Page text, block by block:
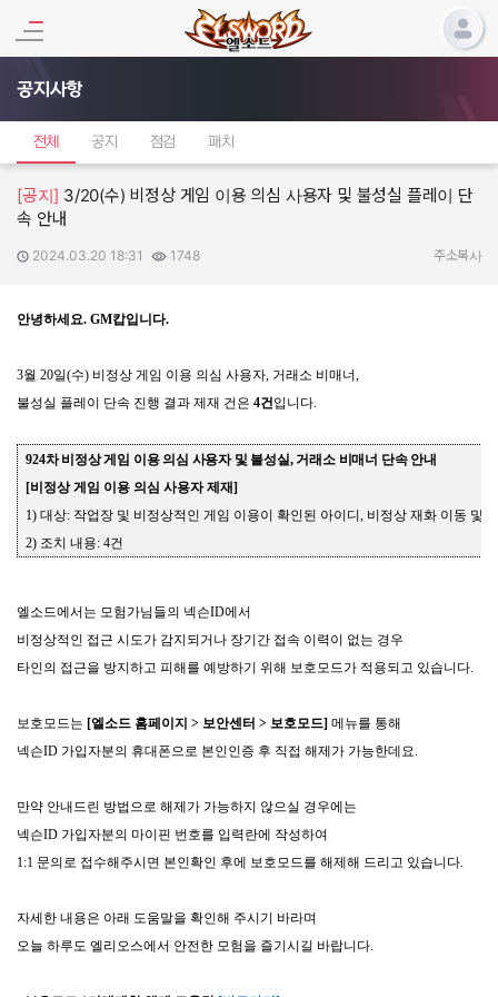
공지사항
전체 공지 점검 패치
[공지] 3/20(수) 비정상 게임 이용 의심 사용자 및 불성실 플레이 단
속 안내
작성일:
2024.03.20 18:31
조회수: 1748 주소복사
안녕하세요. GM캅입니다.
3월 20일(수) 비정상 게임 이용 의심 사용자, 거래소 비매너,
불성실 플레이 단속 진행 결과 제재 건은 4건입니다.
924차 비정상 게임 이용 의심 사용자 및 불성실, 거래소 비매너 단속 안내
[비정상 게임 이용 의심 사용자 제재]
1)대상: 작업장 및 비정상적인 게임 이용이 확인된 아이디, 비정상 재화 이동 및
2) 조치 내용: 4건
엘소드에서는 모험가님들의 넥슨ID에서
비정상적인 접근 시도가 감지되거나 장기간 접속 이력이 없는 경우
타인의 접근을 방지하고 피해를 예방하기 위해 보호모드가 적용되고 있습니다
보호모드는 [엘소드 홈페이지 > 보안센터 > 보호모드] 메뉴를 통해
넥슨ID 가입자분의 휴대폰으로 본인인증 후 직접 해제가 가능한데요
만약 안내드린 방법으로 해제가 가능하지 않으실 경우에는
넥슨ID 가입자분의 마이핀 번호를 입력란에 작성하여
1:1 문의로 접수해주시면 본인확인 후에 보호모드를 해제해 드리고 있습니다
자세한 내용은 아래 도움말을 확인해 주시기 바라며
오늘 하루도 엘리오스에서 안전한 모험을 즐기시길 바랍니다